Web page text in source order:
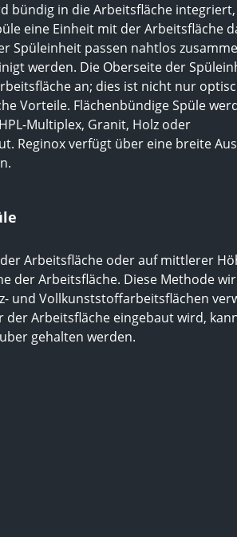
bündig in die Arbeitsfläche
eine Einheit mit der Arbeitsfläche
Spüleinheit passen nahtlos
werden. Die Oberseite der
an; dies ist nicht nur
Vorteile. Flächenbündige Spüle
Multiplex, Granit, Holz oder
Reginox verfügt über eine breite
Arbeitsfläche oder auf mittlerer
der Arbeitsfläche. Diese Methode
und Vollkunststoffarbeitsflächen
Arbeitsfläche eingebaut wird,
gehalten werden.